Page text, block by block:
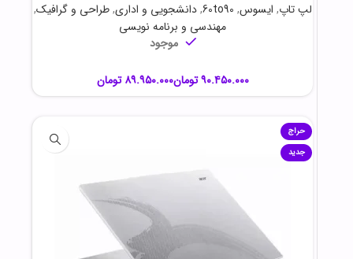
لپ تاپ, ایسوس,
60to90
,دانشجویی و اداری,طراحی و گرافیک,
مهندسی و برنامه نویسی
موجود
تومان تومان
حراج
جدید